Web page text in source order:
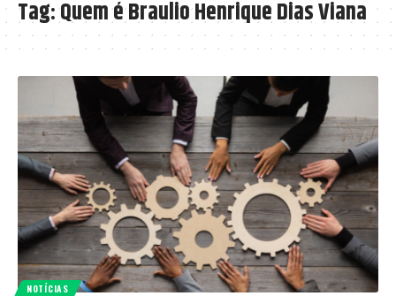
Tag:Quem é Braulio Henrique Dias Viana
NOTÍCIAS